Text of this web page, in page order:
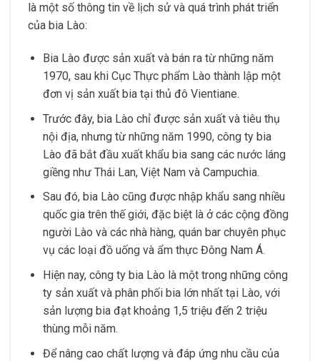
là một số thông tin về lịch sử và quá trình phát triển
của bia Lào:
Bia Lào được sản xuất và bán ra từ những năm
1970, sau khi Cục Thực phẩm Lào thành lập một
đơn vị sản xuất bia tại thủ đô Vientiane.
Trước đây, bia Lào chỉ được sản xuất và tiêu thụ
nội địa, nhưng từ những năm 1990, công ty bia
Lào đã bắt đầu xuất khẩu bia sang các nước láng
giềng như Thái Lan, Việt Nam và Campuchia.
Sau đó, bia Lào cũng được nhập khẩu sang nhiều
quốc gia trên thế giới, đặc biệt là ở các cộng đồng
người Lào và các nhà hàng, quán bar chuyên phục
vụ các loại đồ uống và ẩm thực Đông Nam Á.
Hiện nay, công ty bia Lào là một trong những công
ty sản xuất và phân phối bia lớn nhất tại Lào, với
sản lượng bia đạt khoảng 1,5 triệu đến 2 triệu
thùng mỗi năm.
Để nâng cao chất lượng và đáp ứng nhu cầu của